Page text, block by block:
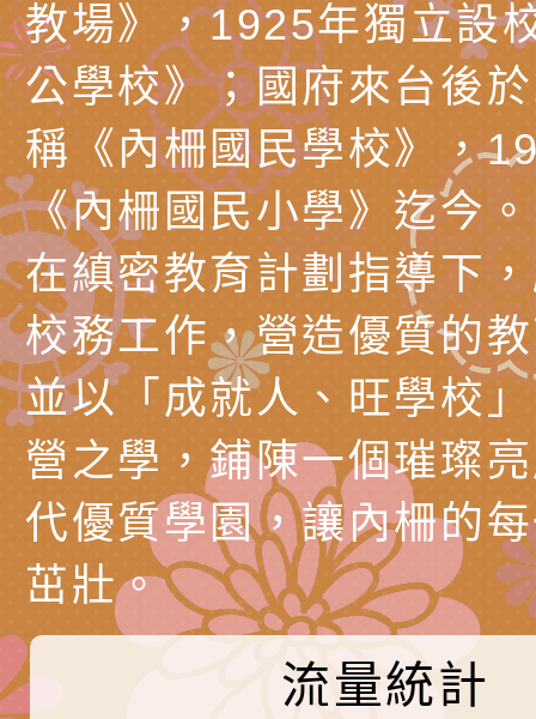
告條約專要文件及附
告
安全宣導標語播放表
宣導影像素材
檢送桃園市政府消防
宣導影片」宣導短片
載網址：
https://reurl.cc/
轉知本市特殊教育學
行為問題支持資源中
「桃園市114學年度
估人員魏氏五版寒假
梯次含複訓暨魏氏五
用分析培訓研習」之
調整
函轉農業部酪農產業
乳相關宣導推廣圖卡
檢送桃園市政府LED
字稿及LCD託播影（
為提升兒少性剝削防
益，本府家庭暴力暨
治中心依常見案例製
剝削防制宣導影片
函轉桃園市政府「
性(防空)演習執行計
轉桃園市政府「
（防空）演習－行動
演練」
檢送桃園市政府家庭
「115年度祖孫樂淘
節慶祝活動」海報電
函轉本府新聞處檢送
交通安全宣導標語播
道安宣導影像素材
檢送桃園市政府LED
字稿及LCD託播影片
檢送行政院新聞傳播
月份公共服務政策溝
檢送本市馬祖新村眷
區《植地有聲》主題
有關本市辦理115年
教場》，1925年獨立設
公學校》；國府來台後
稱《內柵國民學校》，
《內柵國民小學》迄今。
在縝密教育計劃指導下
校務工作，營造優質的
並以「成就人、旺學校
營之學，鋪陳一個璀璨
代優質學園，讓內柵的
茁壯。
流量統計